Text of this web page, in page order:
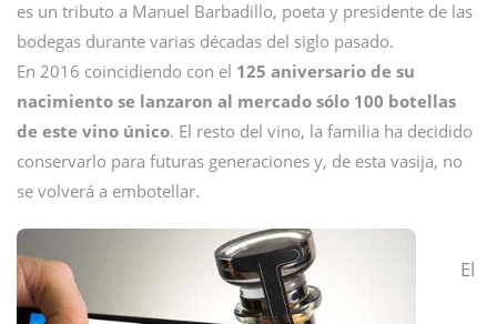
es un tributo a Manuel Barbadillo, poeta y presidente de las
bodegas durante varias décadas del siglo pasado.
En 2016 coincidiendo con el 125 aniversario de su
nacimiento se lanzaron al mercado sólo 100 botellas
de este vino único. El resto del vino, la familia ha decidido
conservarlo para futuras generaciones y, de esta vasija, no
se volverá a embotellar.
El